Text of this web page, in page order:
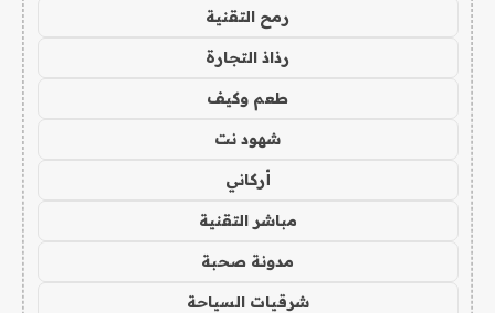
رمح التقنية
رذاذ التجارة
طعم وكيف
شهود نت
أركاني
مباشر التقنية
مدونة صحبة
شرقيات السياحة